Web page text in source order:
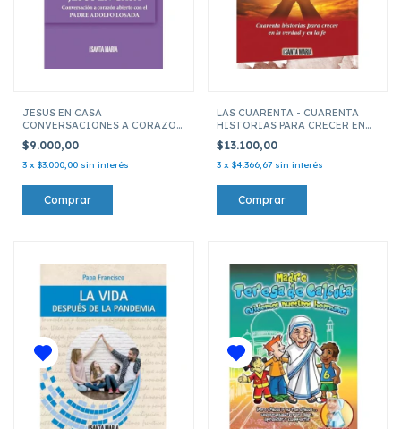
JESUS EN CASA
CONVERSACIONES A CORAZON
$9.000,00
3 x $3.000,00 sin interés
LAS CUARENTA - CUARENTA
HISTORIAS PARA CRECER EN
$13.100,00
3 x $4.366,67 sin interés